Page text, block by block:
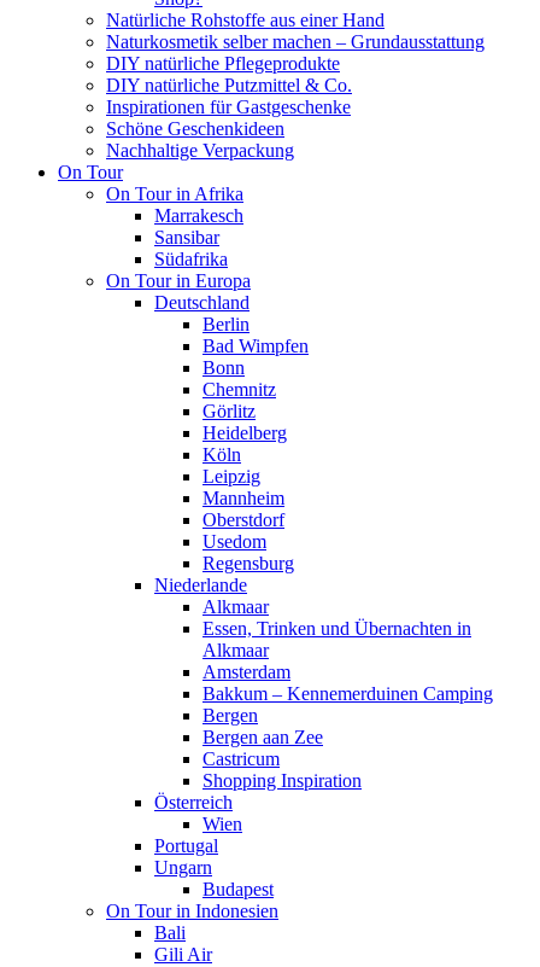
Natürliche Rohstoffe aus einer Hand
Naturkosmetik selber machen – Grundausstattung
DIY natürliche Pflegeprodukte
DIY natürliche Putzmittel & Co.
Inspirationen für Gastgeschenke
Schöne Geschenkideen
Nachhaltige Verpackung
On Tour
On Tour in Afrika
Marrakesch
Sansibar
Südafrika
On Tour in Europa
Deutschland
Berlin
Bad Wimpfen
Bonn
Chemnitz
Görlitz
Heidelberg
Köln
Leipzig
Mannheim
Oberstdorf
Usedom
Regensburg
Niederlande
Alkmaar
Essen, Trinken und Übernachten in
Alkmaar
Amsterdam
Bakkum – Kennemerduinen Camping
Bergen
Bergen aan Zee
Castricum
Shopping Inspiration
Österreich
Wien
Portugal
Ungarn
Budapest
On Tour in Indonesien
Bali
Gili Air